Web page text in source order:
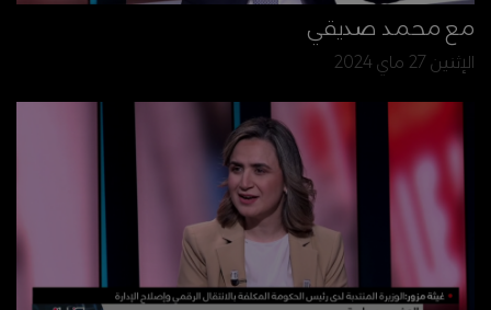
مع محمد صديقي
الإثنين 27 ماي 2024